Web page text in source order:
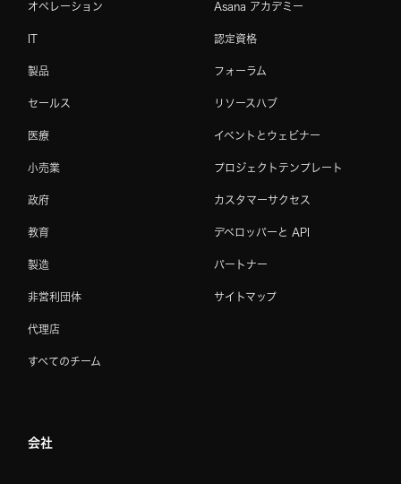
オペレーション
IT
製品
セールス
医療
小売業
政府
教育
製造
非営利団体
代理店
すべてのチーム
Asana アカデミー
認定資格
フォーラム
リソースハブ
イベントとウェビナー
プロジェクトテンプレート
カスタマーサクセス
デベロッパーと API
パートナー
サイトマップ
会社